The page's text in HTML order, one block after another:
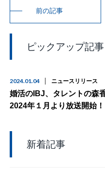
前の記事
ピックアップ記事
2024.01.04 ニュースリリース
婚活のIBJ、タレントの森
2024年１月より放送開始！
新着記事